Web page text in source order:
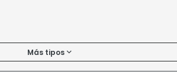
Más tipos